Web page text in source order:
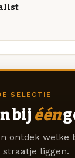
SELECTIE
bij één
ontdek welke
straatje liggen.